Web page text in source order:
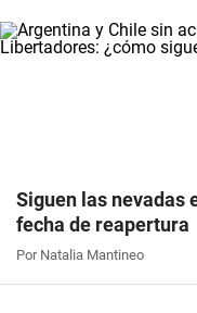
Siguen las nevadas
fecha de reapertura
Por Natalia Mantineo